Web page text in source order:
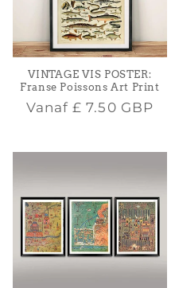
VINTAGE VIS POSTER:
Franse Poissons Art Print
Normale
Vanaf£ 7.50 GBP